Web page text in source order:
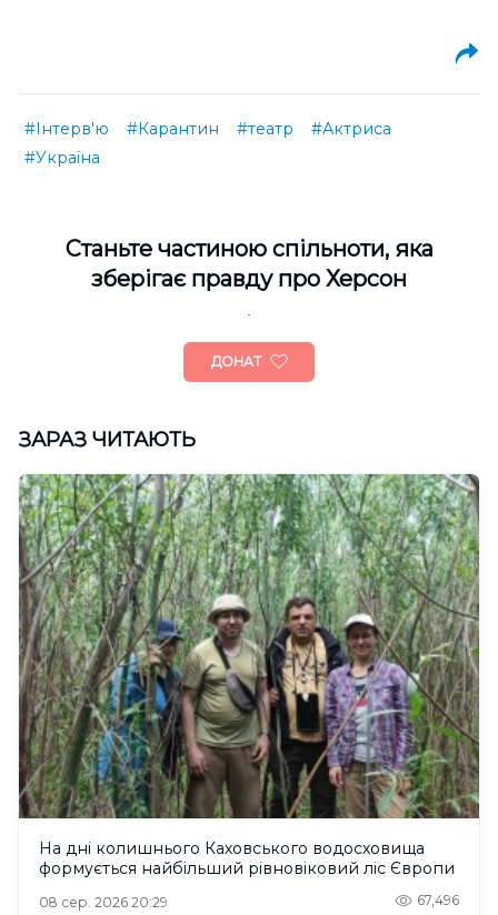
#Інтерв'ю #Карантин #театр
#Актриса
#Україна
Cтаньте частиною спільноти, яка
зберігає правду про Херсон
ДОНАТ
ЗАРАЗ ЧИТАЮТЬ
На дні колишнього Каховського водосховища
формується найбільший рівновіковий ліс Європи
08 сер. 2026 20:29 67,496